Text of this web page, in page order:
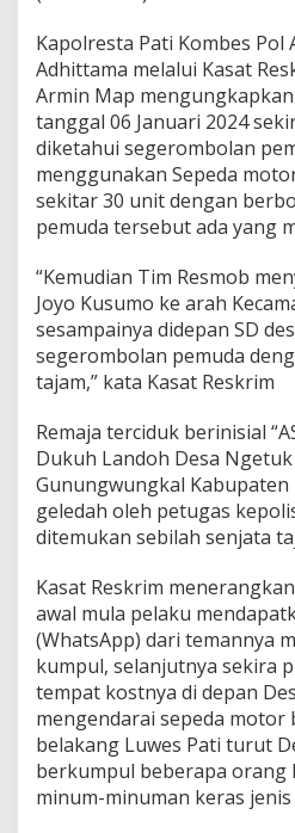
Kapolresta Pati Kombes Pol
Adhittama melalui Kasat
Armin Map
tanggal 06 Januari 2024
diketahui segerombolan
menggunakan Sepeda
sekitar 30 unit dengan
pemuda tersebut ada yang
“Kemudian Tim Resmob
Joyo Kusumo ke arah
sesampainya didepan SD
segerombolan pemuda
tajam,” kata Kasat Reskrim
Remaja terciduk berinisial
Dukuh Landoh Desa
Gunungwungkal Kabupaten
geledah oleh petugas
ditemukan sebilah senjata
Kasat Reskrim
awal mula pelaku
(WhatsApp) dari temannya
kumpul, selanjutnya sekira
tempat kostnya di depan
mengendarai sepeda motor
belakang Luwes Pati turut
berkumpul beberapa orang
minum-minuman keras